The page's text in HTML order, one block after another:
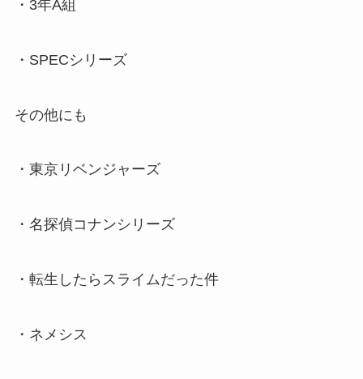
・3年A組
・SPECシリーズ
その他にも
・東京リベンジャーズ
・名探偵コナンシリーズ
・転生したらスライムだった件
・ネメシス